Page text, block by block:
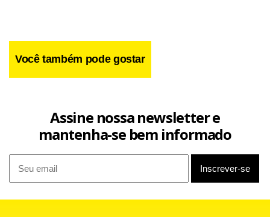
Você também pode gostar
Assine nossa newsletter e
mantenha-se bem informado